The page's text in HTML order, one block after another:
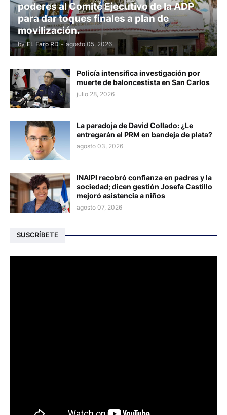
poderes al Comité Ejecutivo de la ADP
para dar toques finales a plan de
movilización.
by EL Faro RD - agosto 05, 2026
Policía intensifica investigación por
muerte de baloncestista en San Carlos
julio 28, 2026
La paradoja de David Collado: ¿Le
entregarán el PRM en bandeja de plata?
agosto 03, 2026
INAIPI recobró confianza en padres y la
sociedad; dicen gestión Josefa Castillo
mejoró asistencia a niños
agosto 07, 2026
SUSCRÍBETE